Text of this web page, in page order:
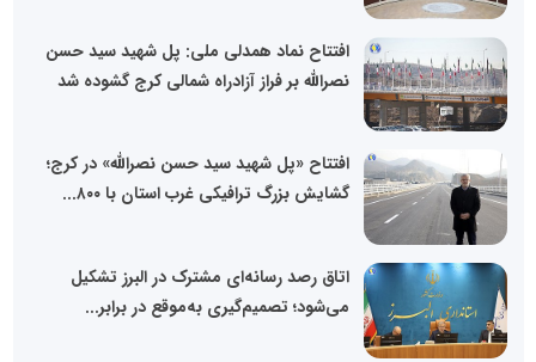
افتتاح نماد همدلی ملی: پل شهید سید حسن
نصرالله بر فراز آزادراه شمالی کرج گشوده شد
افتتاح «پل شهید سید حسن نصرالله» در کرج؛
گشایش بزرگ ترافیکی غرب استان با ۸۰۰...
اتاق رصد رسانه‌ای مشترک در البرز تشکیل
می‌شود؛ تصمیم‌گیری به‌موقع در برابر...